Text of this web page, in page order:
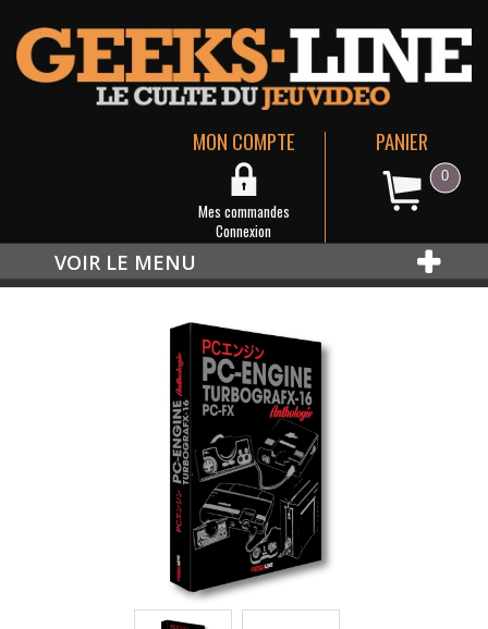
MON COMPTE
Mes commandes
Connexion
PANIER
0
VOIR LE MENU